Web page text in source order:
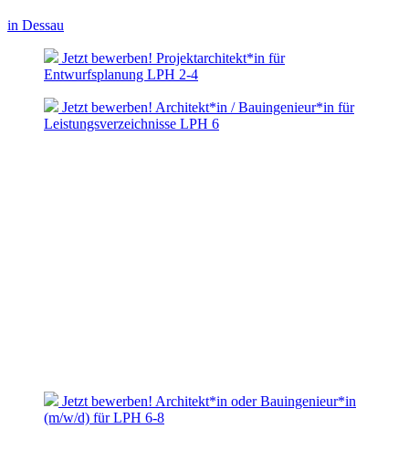
in Dessau
Jetzt bewerben! Projektarchitekt*in für
Entwurfsplanung LPH 2-4
Jetzt bewerben! Architekt*in / Bauingenieur*in für
Leistungsverzeichnisse LPH 6
Jetzt bewerben! Architekt*in oder Bauingenieur*in
(m/w/d) für LPH 6-8